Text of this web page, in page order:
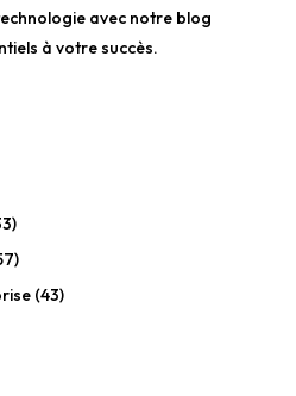
avec notre blog
à votre succès.
(43)